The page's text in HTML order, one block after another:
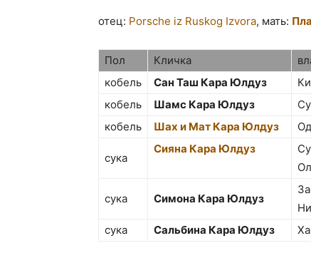
отец: Porsche iz Ruskog Izvora, мать:
Пол Кличка
кобель
Сан Таш Кара Юлдуз
кобель
Шамс Кара Юлдуз
кобель
Шах и Мат Кара Юлдуз
сука
Сияна Кара Юлдуз
сука Симона Кара Юлдуз
сука Сальбина Кара Юлдуз